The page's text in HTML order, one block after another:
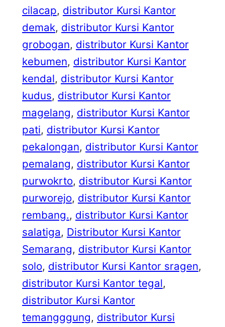
cilacap, distributor Kursi Kantor
demak, distributor Kursi Kantor
grobogan, distributor Kursi Kantor
kebumen, distributor Kursi Kantor
kendal, distributor Kursi Kantor
kudus, distributor Kursi Kantor
magelang, distributor Kursi Kantor
pati, distributor Kursi Kantor
pekalongan, distributor Kursi Kantor
pemalang, distributor Kursi Kantor
purwokrto, distributor Kursi Kantor
purworejo, distributor Kursi Kantor
rembang., distributor Kursi Kantor
salatiga, Distributor Kursi Kantor
Semarang, distributor Kursi Kantor
solo, distributor Kursi Kantor sragen
distributor Kursi Kantor tegal
distributor Kursi Kantor
temangggung, distributor Kursi